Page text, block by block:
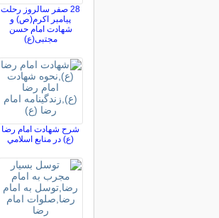
28 صفر سالروز رحلت
پیامبر اکرم(ص) و
شهادت امام حسن
مجتبی(ع)
شرح شهادت امام رضا
(ع) در منابع اسلامي